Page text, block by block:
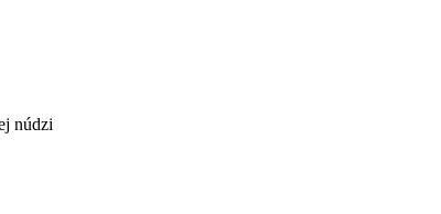
núdzi